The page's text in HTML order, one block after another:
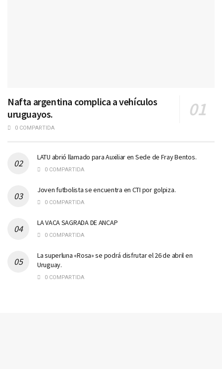
Nafta argentina complica a vehículos
uruguayos.
0 COMPARTIDA
LATU abrió llamado para Auxiliar en Sede de Fray Bentos.
0 COMPARTIDA
Joven futbolista se encuentra en CTI por golpiza.
0 COMPARTIDA
LA VACA SAGRADA DE ANCAP
0 COMPARTIDA
La superluna «Rosa» se podrá disfrutar el 26 de abril en
Uruguay.
0 COMPARTIDA